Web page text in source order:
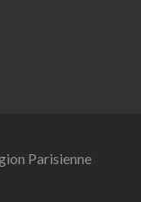
Parisienne